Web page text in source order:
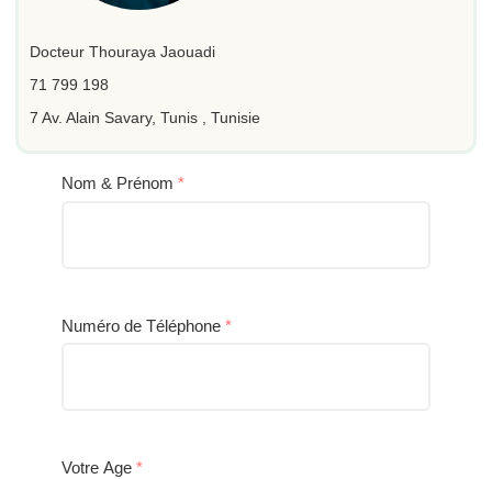
Docteur Thouraya Jaouadi
71 799 198
7 Av. Alain Savary, Tunis , Tunisie
Nom & Prénom *
Numéro de Téléphone *
Votre Age *